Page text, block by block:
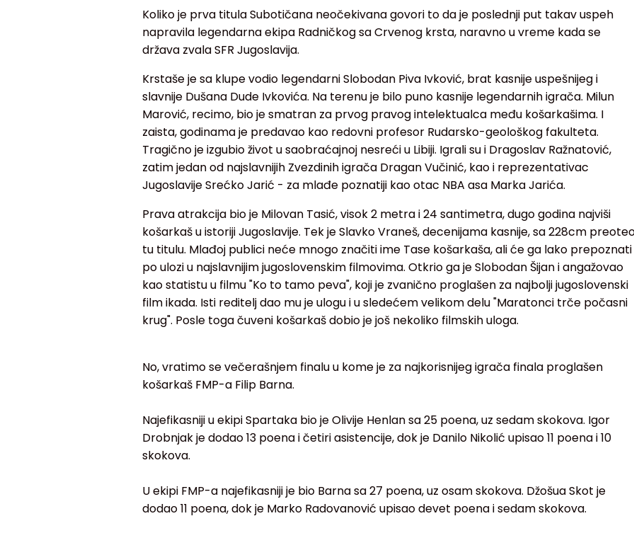
Koliko je prva titula Subotičana neočekivana govori to da je poslednji put takav uspeh
napravila legendarna ekipa Radničkog sa Crvenog krsta, naravno u vreme kada se
država zvala SFR Jugoslavija.
Krstaše je sa klupe vodio legendarni Slobodan Piva Ivković, brat kasnije uspešnijeg i
slavnije Dušana Dude Ivkovića. Na terenu je bilo puno kasnije legendarnih igrača. Milun
Marović, recimo, bio je smatran za prvog pravog intelektualca među košarkašima. I
zaista, godinama je predavao kao redovni profesor Rudarsko-geološkog fakulteta.
Tragično je izgubio život u saobraćajnoj nesreći u Libiji. Igrali su i Dragoslav Ražnatović,
zatim jedan od najslavnijih Zvezdinih igrača Dragan Vučinić, kao i reprezentativac
Jugoslavije Srećko Jarić - za mlađe poznatiji kao otac NBA asa Marka Jarića.
Prava atrakcija bio je Milovan Tasić, visok 2 metra i 24 santimetra, dugo godina najviši
košarkaš u istoriji Jugoslavije. Tek je Slavko Vraneš, decenijama kasnije, sa 228cm
tu titulu. Mlađoj publici neće mnogo značiti ime Tase košarkaša, ali će ga lako prepoznati
po ulozi u najslavnijim jugoslovenskim filmovima. Otkrio ga je Slobodan Šijan i angažovao
kao statistu u filmu "Ko to tamo peva", koji je zvanično proglašen za najbolji jugoslovenski
film ikada. Isti reditelj dao mu je ulogu i u sledećem velikom delu "Maratonci trče počasni
krug". Posle toga čuveni košarkaš dobio je još nekoliko filmskih uloga.
No, vratimo se večerašnjem finalu u kome je za najkorisnijeg igrača finala proglašen
košarkaš FMP-a Filip Barna.
Najefikasniji u ekipi Spartaka bio je Olivije Henlan sa 25 poena, uz sedam skokova. Igor
Drobnjak je dodao 13 poena i četiri asistencije, dok je Danilo Nikolić upisao 11 poena i 10
skokova.
U ekipi FMP-a najefikasniji je bio Barna sa 27 poena, uz osam skokova. Džošua Skot je
dodao 11 poena, dok je Marko Radovanović upisao devet poena i sedam skokova.